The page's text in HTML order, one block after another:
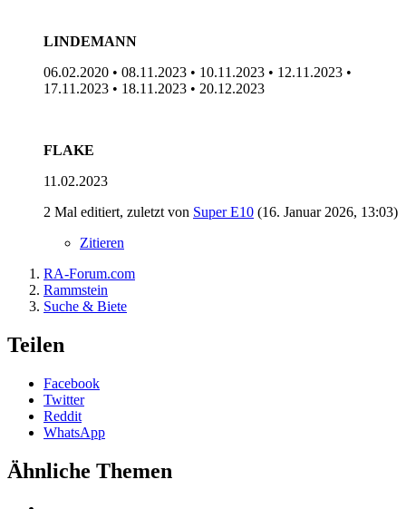
LINDEMANN
06.02.2020 • 08.11.2023 • 10.11.2023 • 12.11.2023 •
17.11.2023 • 18.11.2023 • 20.12.2023
FLAKE
11.02.2023
2 Mal editiert, zuletzt von Super E10 (16. Januar 2026, 13:03)
Zitieren
RA-Forum.com
Rammstein
Suche & Biete
Teilen
Facebook
Twitter
Reddit
WhatsApp
Ähnliche Themen